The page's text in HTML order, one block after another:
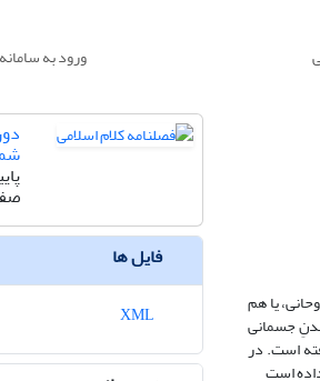
ورود به سامانه
یا هم
جسمانی
است. در
است
فایل ها